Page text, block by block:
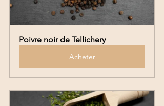
Poivre noir de Tellichery
Acheter